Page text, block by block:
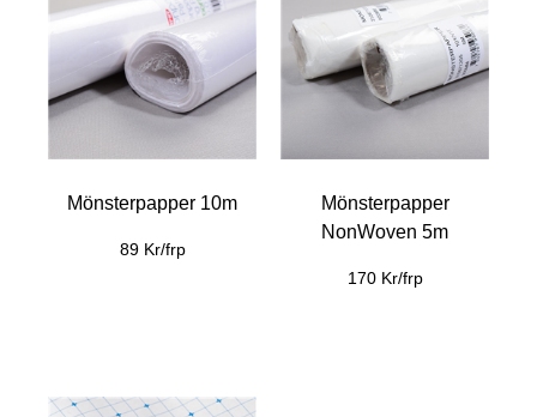
Mönsterpapper 10m
89 Kr/frp
Mönsterpapper
NonWoven 5m
170 Kr/frp